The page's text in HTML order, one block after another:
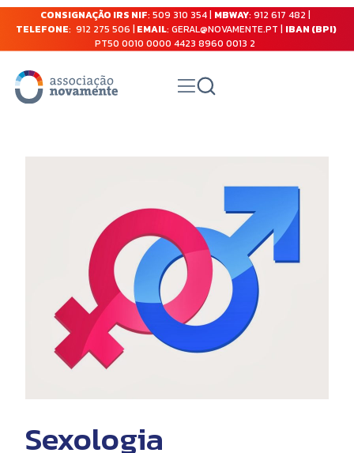
CONSIGNAÇÃO IRS NIF: 509 310 354 | MBWAY: 912 617 482 |
TELEFONE: 912 275 506 | EMAIL: GERAL@NOVAMENTE.PT | IBAN (BPI)
PT50 0010 0000 4423 8960 0013 2
Sexologia